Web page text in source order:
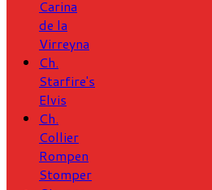
Carina
de la
Virreyna
Ch.
Starfire's
Elvis
Ch.
Collier
Rompen
Stomper